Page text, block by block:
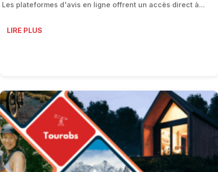
Les plateformes d'avis en ligne offrent un accès direct à...
LIRE PLUS